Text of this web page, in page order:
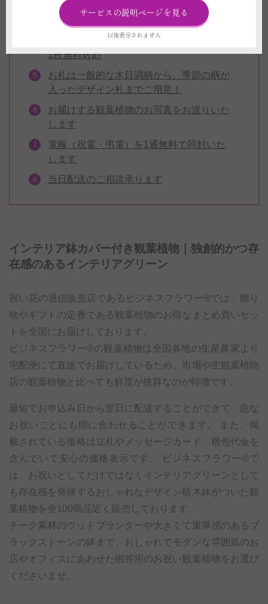
インテリアにおすすめのお洒落な鉢もご用
意！
立札（名札）もしくはメッセージカードを
1枚無料対応
お札は一般的な木目調柄から、季節の柄が
入ったデザイン札までご用意！
お届けする観葉植物のお写真をお送りいた
します
電報（祝電・弔電）を1通無料で同封いた
します
当日配送のご相談承ります
インテリア鉢カバー付き観葉植物｜独創的かつ存
在感のあるインテリアグリーン
祝い花の通信販売店であるビジネスフラワー®では、贈り
物やギフトの定番である観葉植物のお得なまとめ買いセッ
トを全国にお届けしております。
ビジネスフラワー®の観葉植物は全国各地の生産農家より
宅配便にて直送でお届けしているため、市場や生観葉植物
店の観葉植物と比べても鮮度が抜群なのが特徴です。
最短でお申込み日から翌日に配送することができて、急な
お祝いごとにも間に合わせることができます。 また、掲
載されている価格は立札やメッセージカード、梱包代金を
含んでいて安心の価格表示です。 ビジネスフラワー®で
は、お祝いとしてだけではなくインテリアグリーンとして
も存在感を発揮するおしゃれなデザイン植木鉢がついた観
葉植物を全100商品近く販売しております。
チーク素材のウッドプランターや大きくて重厚感のあるブ
ラックストーンの鉢まで、おしゃれでモダンな雰囲気のお
店やオフィスにあわせた贈答用のお祝い観葉植物をお選び
くださいませ。
サービスの説明ページを見る
以後表示されません